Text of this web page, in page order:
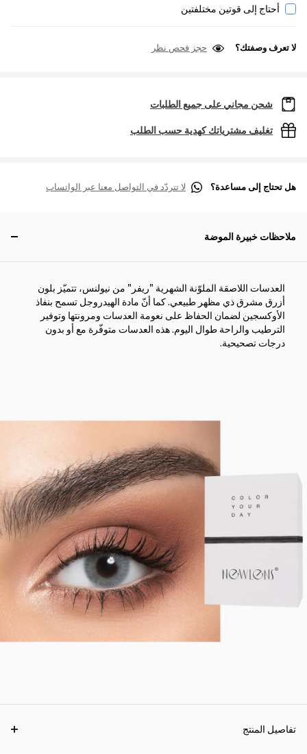
أحتاج إلى قوتين مختلفتين
لا تعرف وصفتك؟ حجز فحص نظر
شحن مجاني على جميع الطلبات
تغليف مشترياتك كهدية حسب الطلب
هل تحتاج إلى مساعدة؟ لا تتردّد في التواصل معنا عبر الواتساب
ملاحظات خبيرة الموضة
العدسات اللاصقة الملوّنة الشهرية "ريفر" من نيولنس، تتميّز بلون
أزرق مشرق ذي مظهر طبيعي. كما أنّ مادة الهيدروجل تسمح بنفاذ
الأوكسجين لضمان الحفاظ على نعومة العدسات ومرونتها وتوفير
الترطيب والراحة طوال اليوم. هذه العدسات متوفّرة مع أو بدون
درجات تصحيحية.
تفاصيل المنتج